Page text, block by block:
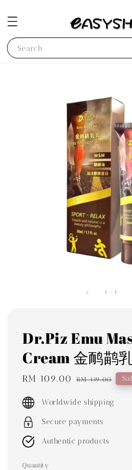
Search
1 / 1
Dr.Piz Emu
Cream 金鸸鹋
Sale
RM 109.00 Regular
RM 139.00
Worldwide shipping
Secure payments
Authentic products
Quantity